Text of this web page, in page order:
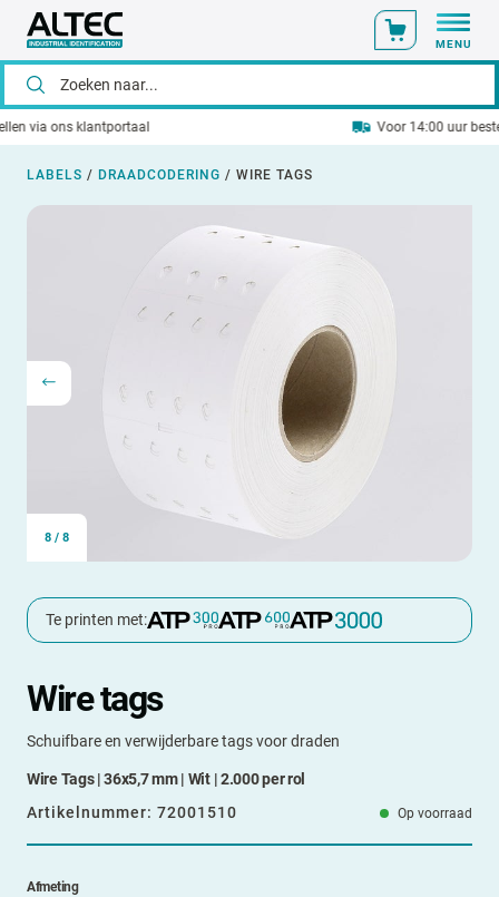
MENU
Voor 14:00 uur besteld? Vandaag verzonden!
LABELS / DRAADCODERING / WIRE TAGS
8 / 8
Te printen met:
Wire tags
Schuifbare en verwijderbare tags voor draden
Wire Tags | 36x5,7 mm | Wit | 2.000 per rol
Artikelnummer: 72001510 Op voorraad
Afmeting